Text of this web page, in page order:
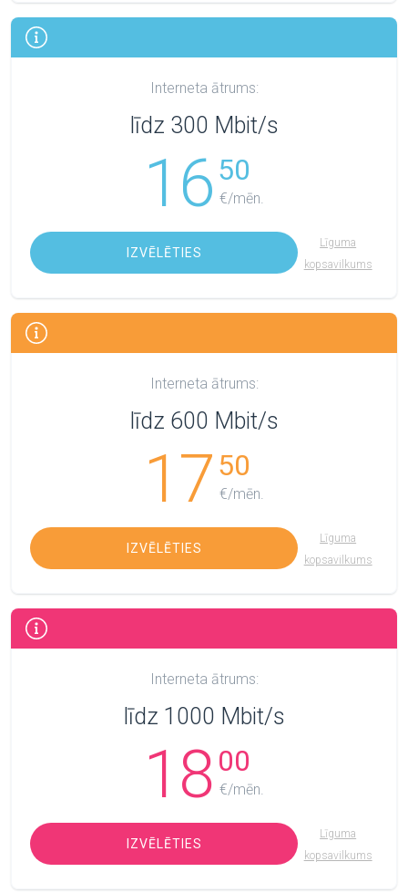
Interneta ātrums:
līdz 300 Mbit/s
16 50
€/mēn.
IZVĒLĒTIES
Līguma
kopsavilkums
Interneta ātrums:
līdz 600 Mbit/s
17 50
€/mēn.
IZVĒLĒTIES
Līguma
kopsavilkums
Interneta ātrums:
līdz 1000 Mbit/s
18 00
€/mēn.
IZVĒLĒTIES
Līguma
kopsavilkums